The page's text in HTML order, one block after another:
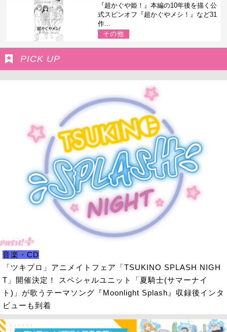
『超かぐや姫！』本編の10年後を描く公
式スピンオフ『超かぐやメシ！』など31
作...
その他
PICK UP
音楽・CD
「ツキプロ」アニメイトフェア「TSUKINO SPLASH NIGH
T」開催決定！ スペシャルユニット「夏騎士(サマーナイ
ト)」が歌うテーマソング『Moonlight Splash』収録後インタ
ビューも到着